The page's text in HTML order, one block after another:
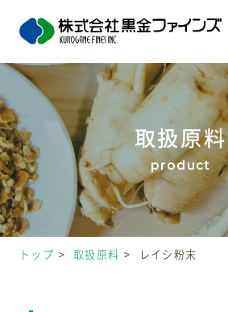
トップ
当社の強み
事業内容
取扱原料
取扱原料
トップ 取扱原料 レイシ粉末